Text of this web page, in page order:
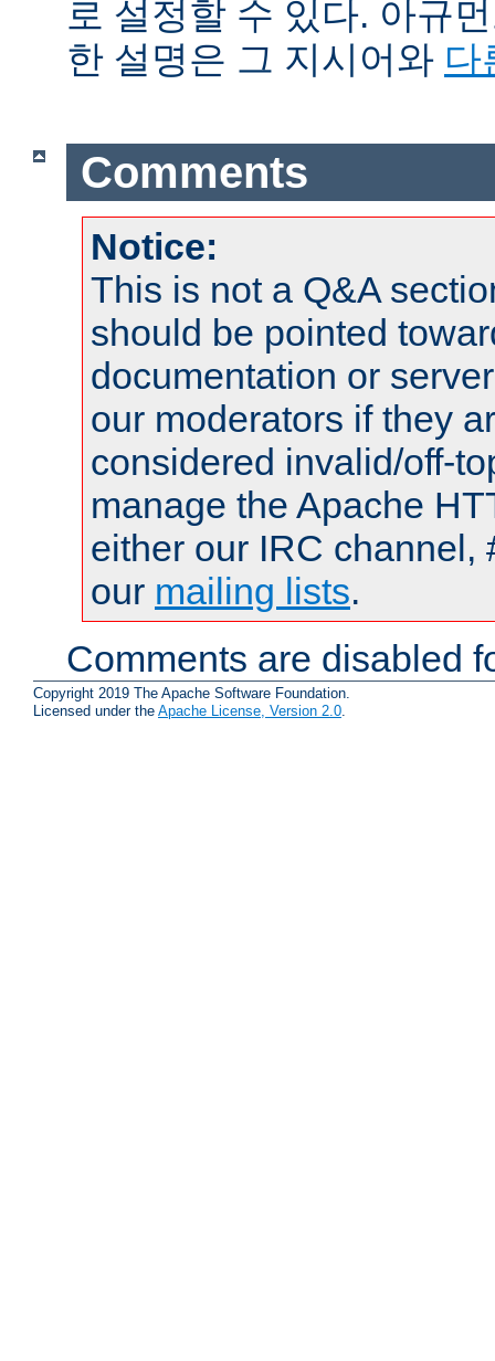
로 설정할 수 있다. 아규
한 설명은 그 지시어와 다
Comments
Notice:
This is not a Q&A
should be pointed
documentation or
our moderators if they
considered invalid/off-
manage the Apache
either our IRC channel,
our mailing lists.
Comments are disabled
Copyright 2019 The Apache Software Foundation.
Licensed under the Apache License, Version 2.0